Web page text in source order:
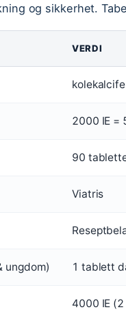
og sikkerhet.
VERDI
2000 IE =
90
Viatris
ungdom) 1 tablett
4000 IE